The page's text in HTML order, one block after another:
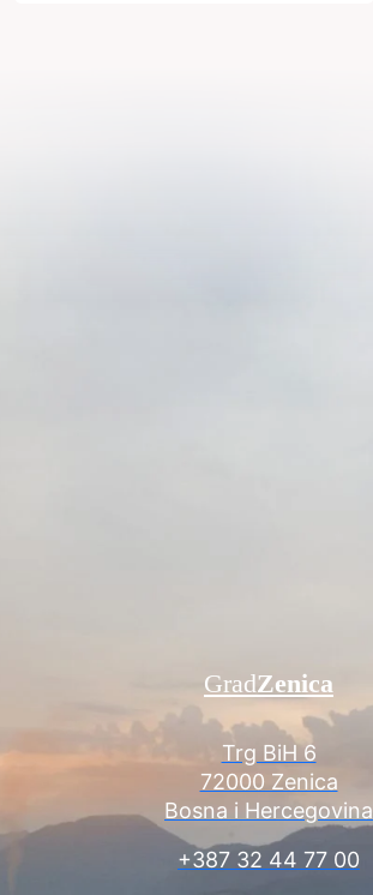
Trg BiH 6
72000 Zenica
Bosna i Hercegovina
+387 32 44 77 00
GradZenica